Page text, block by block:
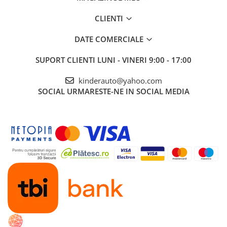
Roti standard din plastic cu banda de cauciuc pe
inainte/inapoi
Buton pentru control volum
Scaun dublu pentru2 copii
Produsul
includeINCARCATORsi
TELECOMANDA
CONTROL PARENTAL
distanta
3 nivele de viteza selectabile din telecomanda
Masinuta mai poate fi ghidata manual de catre
copil
CLIENTI
DATE COMERCIALE
SUPORT CLIENTI LUNI - VINERI 9:00 - 17:00
kinderauto@yahoo.com
SOCIAL URMARESTE-NE IN SOCIAL MEDIA